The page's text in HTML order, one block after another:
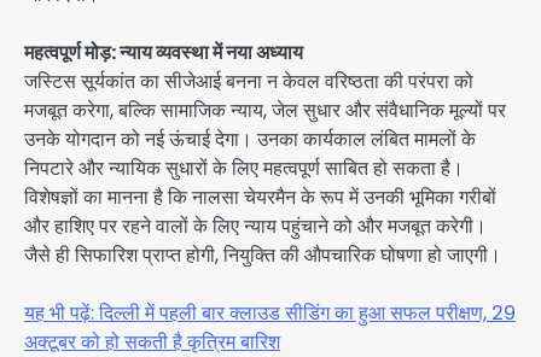
महत्वपूर्ण मोड़: न्याय व्यवस्था में नया अध्याय
जस्टिस सूर्यकांत का सीजेआई बनना न केवल वरिष्ठता की परंपरा को
मजबूत करेगा, बल्कि सामाजिक न्याय, जेल सुधार और संवैधानिक मूल्यों पर
उनके योगदान को नई ऊंचाई देगा। उनका कार्यकाल लंबित मामलों के
निपटारे और न्यायिक सुधारों के लिए महत्वपूर्ण साबित हो सकता है।
विशेषज्ञों का मानना है कि नालसा चेयरमैन के रूप में उनकी भूमिका गरीबों
और हाशिए पर रहने वालों के लिए न्याय पहुंचाने को और मजबूत करेगी।
जैसे ही सिफारिश प्राप्त होगी, नियुक्ति की औपचारिक घोषणा हो जाएगी।
यह भी पढ़ें: दिल्ली में पहली बार क्लाउड सीडिंग का हुआ सफल परीक्षण, 29
अक्टूबर को हो सकती है कृत्रिम बारिश